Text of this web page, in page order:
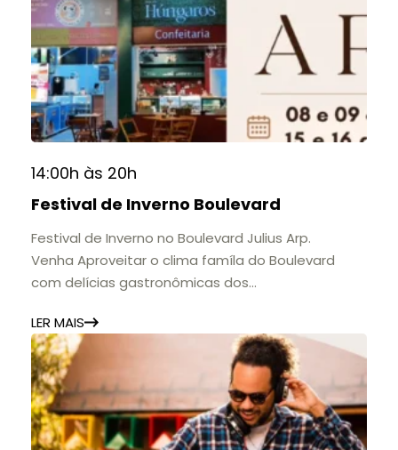
A mostra convida o público a conhecer o legado
do Colégio Anchieta por meio de documentos,
histórias e marcos que evidenciam sua
contribuição para a educação, a cultura e a
formação de gerações.
📍 Casarão Julius Arp
📅 Até 30 de setembro
11h às 17h
🎟️ Entrada gratuita.
14:00h às 20h
Festival de Inverno Boulevard
Festival de Inverno no Boulevard Julius Arp.
Venha Aproveitar o clima famíla do Boulevard
com delícias gastronômicas dos
LER MAIS